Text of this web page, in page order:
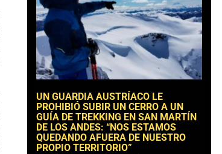
UN GUARDIA AUSTRÍACO LE
PROHIBIÓ SUBIR UN CERRO A UN
GUÍA DE TREKKING EN SAN MARTÍN
DE LOS ANDES: “NOS ESTAMOS
QUEDANDO AFUERA DE NUESTRO
PROPIO TERRITORIO”